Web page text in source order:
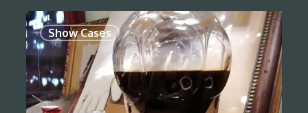
Show Cases
0